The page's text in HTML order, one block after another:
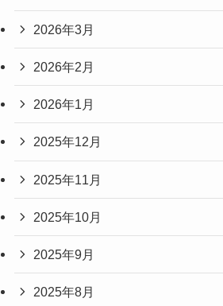
2026年3月
2026年2月
2026年1月
2025年12月
2025年11月
2025年10月
2025年9月
2025年8月